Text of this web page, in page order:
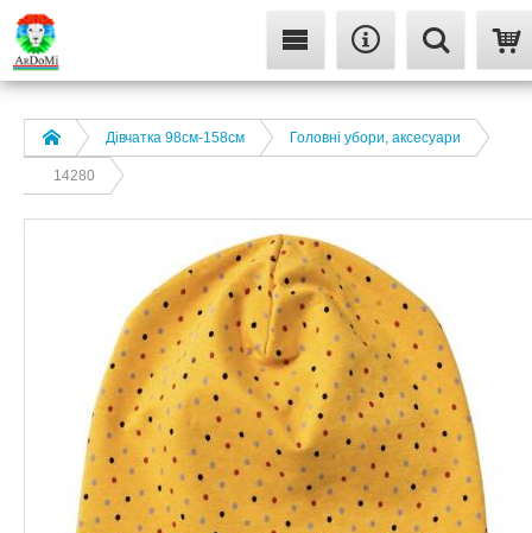
Дівчатка 98cм-158см Головні убори, аксесуари
14280